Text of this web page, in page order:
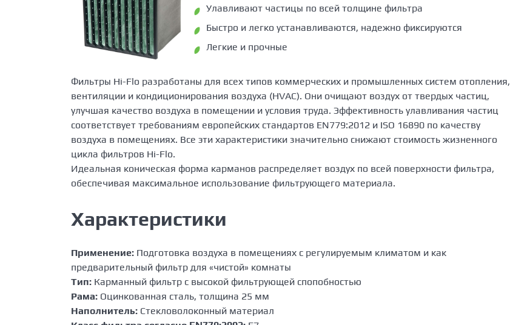
Улавливают частицы по всей толщине фильтра
Быстро и легко устанавливаются, надежно фиксируются
Легкие и прочные
Фильтры Hi-Flo разработаны для всех типов коммерческих и промышленных систем отопления,
вентиляции и кондиционирования воздуха (HVAC). Они очищают воздух от твердых частиц,
улучшая качество воздуха в помещении и условия труда. Эффективность улавливания частиц
соответствует требованиям европейских стандартов EN779:2012 и ISO 16890 по качеству
воздуха в помещениях. Все эти характеристики значительно снижают стоимость жизненного
цикла фильтров Hi-Flo.
Идеальная коническая форма карманов распределяет воздух по всей поверхности фильтра,
обеспечивая максимальное использование фильтрующего материала.
Характеристики
Применение: Подготовка воздуха в помещениях с регулируемым климатом и как
предварительный фильтр для «чистой» комнаты
Тип: Карманный фильтр с высокой фильтрующей спопобностью
Рама: Оцинкованная сталь, толщина 25 мм
Наполнитель: Стекловолоконный материал